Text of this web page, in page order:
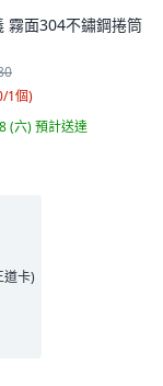
霧面304不鏽鋼捲筒
1個)
(六)預計送達
卡)